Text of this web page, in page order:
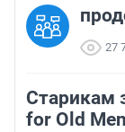
27
Старикам
for Old Men